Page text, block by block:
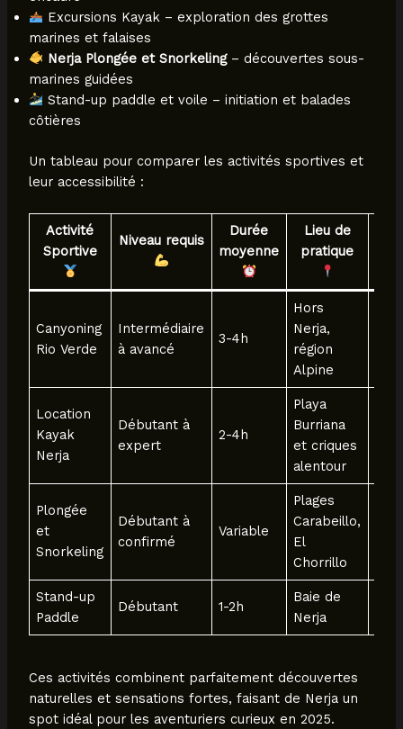
Excursions Kayak – exploration des grottes
marines et falaises
Nerja Plongée et Snorkeling– découvertes sous-
marines guidées
Stand-up paddle et voile – initiation et balades
côtières
Un tableau pour comparer les activités sportives et
leur accessibilité :
Activité
Sportive
Niveau requis
Durée
moyenne
Lieu de
pratique
Canyoning
Rio Verde
Intermédiaire
à avancé
3-4h
Hors
Nerja,
région
Alpine
Location
Kayak
Nerja
Débutant à
expert
2-4h
Playa
Burriana
et criques
alentour
Plongée
et
Snorkeling
Débutant à
confirmé
Variable
Plages
Carabeillo,
El
Chorrillo
Stand-up
Paddle
Débutant 1-2h
Baie de
Nerja
Ces activités combinent parfaitement découvertes
naturelles et sensations fortes, faisant de Nerja un
spot idéal pour les aventuriers curieux en 2025.